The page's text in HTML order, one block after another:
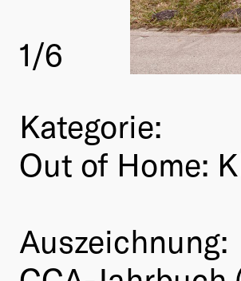
1/6
Kategorie:
Out of Home:
Auszeichnung: